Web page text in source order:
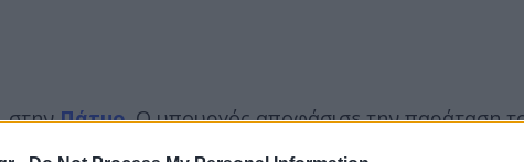
στηνΠάτμο. Ο υπουργός αποφάσισε την παράταση
μήνες, καθώς τα αποθέματα νερού δεν έχουν